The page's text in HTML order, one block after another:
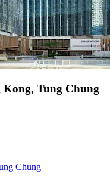
Tung Chung
Chung